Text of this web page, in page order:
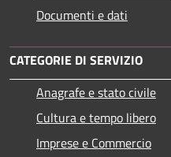
Documenti e dati
CATEGORIE DI SERVIZIO
Anagrafe e stato civile
Cultura e tempo libero
Imprese e Commercio